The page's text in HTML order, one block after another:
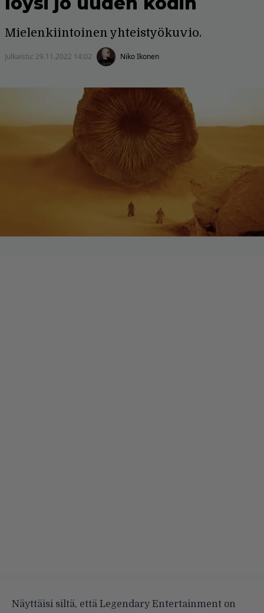
Mielenkiintoinen yhteistyökuvio.
Julkaistu: 29.11.2022 14:02 Niko Ikonen
Näyttäisi siltä, että Legendary Entertainment on